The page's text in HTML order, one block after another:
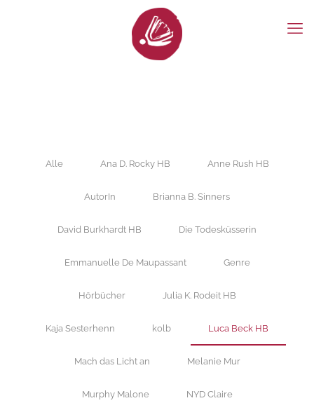
Alle Ana D. Rocky HB Anne Rush HB
AutorIn Brianna B. Sinners
David Burkhardt HB Die Todesküsserin
Emmanuelle De Maupassant Genre
Hörbücher Julia K. Rodeit HB
Kaja Sesterhenn kolb Luca Beck HB
Mach das Licht an Melanie Mur
Murphy Malone NYD Claire